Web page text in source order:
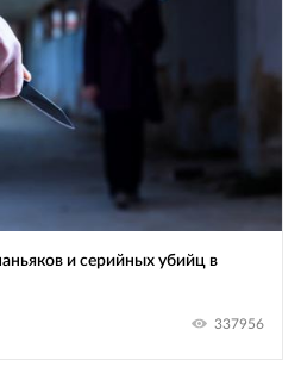
и серийных убийц в
337956